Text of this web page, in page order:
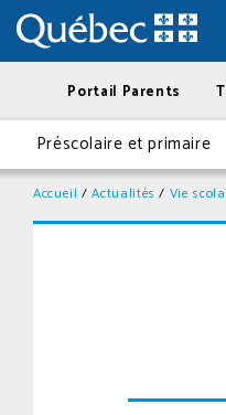
Portail Parents
Préscolaire et primaire
Accueil /Actualités / Vie